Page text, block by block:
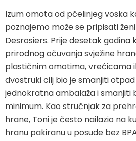
Izum omota od pčelinjeg voska
poznajemo može se pripisati
Desrosiers. Prije desetak godina
prirodnog očuvanja svježine
plastičnim omotima, vrećicama
dvostruki cilj bio je smanjiti
jednokratna ambalaža i smanjiti
minimum. Kao stručnjak za
hrane, Toni je često nailazio na
hranu pakiranu u posude bez